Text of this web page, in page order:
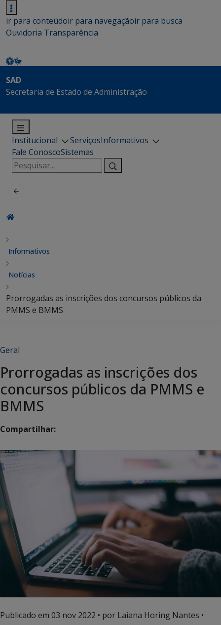
ir para conteúdoir para navegaçãoir para busca
Ouvidoria Transparência
SAD
Secretaria de Estado de Administração
Institucional ServiçosInformativos
Fale ConoscoSistemas
Pesquisar
por:
Informativos
Notícias
Prorrogadas as inscrições dos concursos públicos da
PMMS e BMMS
Geral
Prorrogadas as inscrições dos
concursos públicos da PMMS e
BMMS
Compartilhar:
Publicado em 03 nov 2022 • por Laiana Horing Nantes •